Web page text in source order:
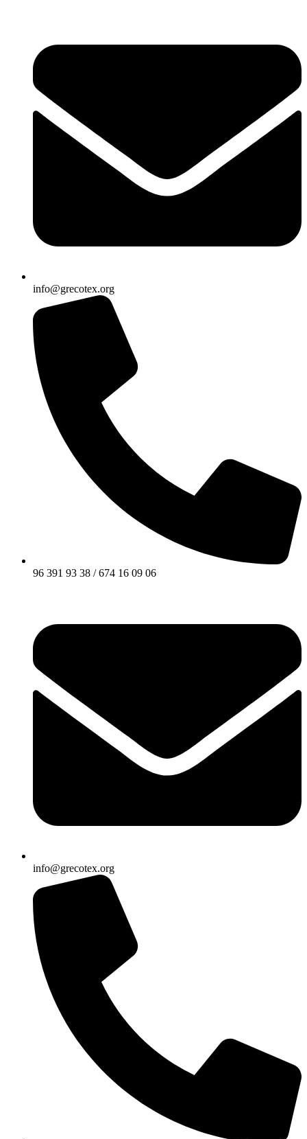
info@grecotex.org
96 391 93 38 / 674 16 09 06
info@grecotex.org